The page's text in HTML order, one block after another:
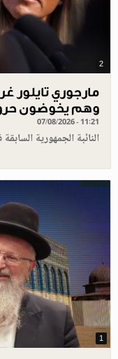
2
مارجوري تايلور
وهم يخوضون
07/08/2026 - 11:21
النائبة الجمهورية
1